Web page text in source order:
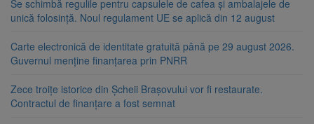
Se schimbă regulile pentru capsulele de cafea și ambalajele de
unică folosință. Noul regulament UE se aplică din 12 august
Carte electronică de identitate gratuită până pe 29 august 2026.
Guvernul menține finanțarea prin PNRR
Zece troițe istorice din Șcheii Brașovului vor fi restaurate.
Contractul de finanțare a fost semnat